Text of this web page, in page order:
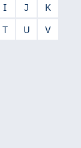
I J
K
T U
V